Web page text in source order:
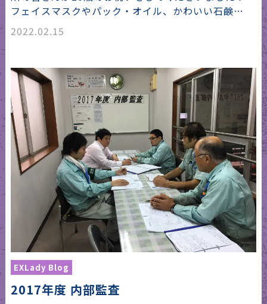
フェイスマスクやパック・オイル、かわいい石鹸…
2022.02.15
EXLady Blog
2017年度 内部監査